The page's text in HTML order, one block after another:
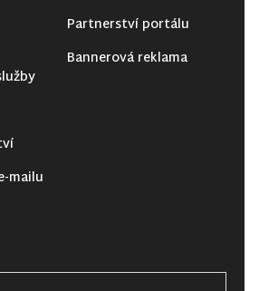
mailu
Partnerství portálu
Bannerová reklama